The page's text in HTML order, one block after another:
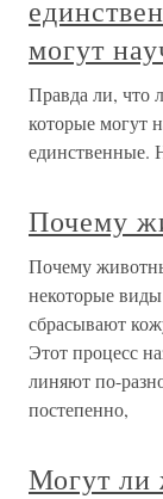
могут
Правда ли, что
которые могут
единственные.
Почему
Почему
некоторые
сбрасывают
Этот процесс
линяют по-
постепенно,
Могут ли